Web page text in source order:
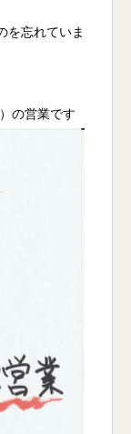
を忘れていま
の営業です